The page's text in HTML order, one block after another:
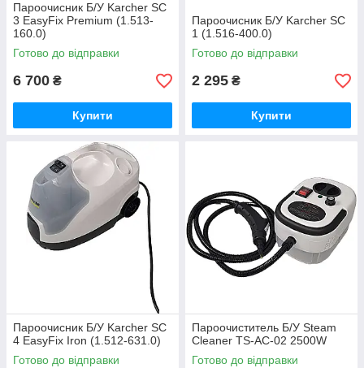
Пароочисник Б/У Karcher SC
3 EasyFix Premium (1.513-
160.0)
Готово до відправки
6 700 ₴
Купити
Пароочисник Б/У Karcher SC
1 (1.516-400.0)
Готово до відправки
2 295 ₴
Купити
Пароочисник Б/У Karcher SC
4 EasyFix Iron (1.512-631.0)
Готово до відправки
Пароочиститель Б/У Steam
Cleaner TS-AC-02 2500W
Готово до відправки